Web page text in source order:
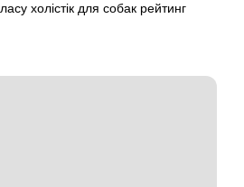
холістік для собак рейтинг